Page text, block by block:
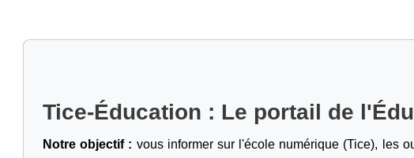
Tice-Éducation : Le portail de
Notre objectif : vous informer sur l'école numérique (Tice), les